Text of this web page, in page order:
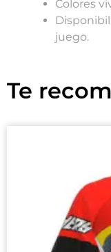
Colores
juego.
Te